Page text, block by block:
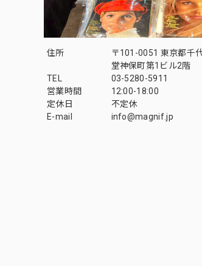
住所
〒101-0051 東京都千
堂神保町第1ビル2階
TEL
03-5280-5911
営業時間
12:00-18:00
定休日
不定休
E-mail
info@magnif.jp